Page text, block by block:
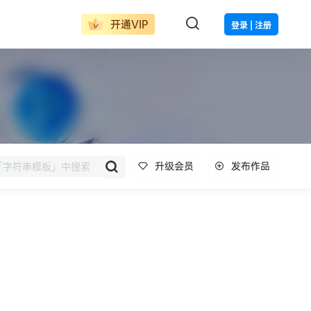
开通VIP 登录 | 注册
升级会员 发布作品